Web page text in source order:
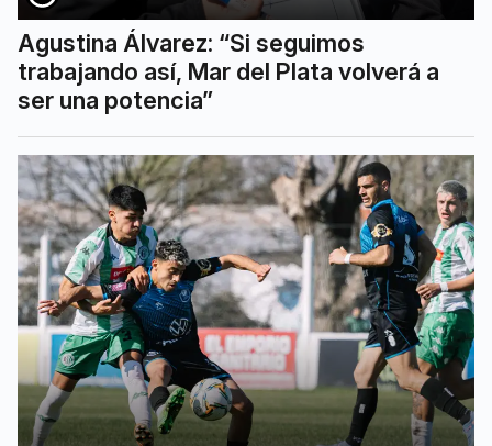
Agustina Álvarez: “Si seguimos
trabajando así, Mar del Plata volverá a
ser una potencia”